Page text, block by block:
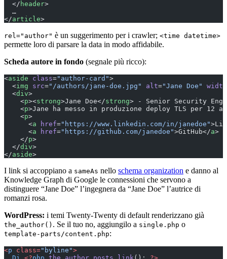
  </
header>
  …
</article>
rel="author" è un suggerimento per i crawler; <time datetime>
permette loro di parsare la data in modo affidabile.
Scheda autore in fondo (segnale più ricco):
<aside class="author-card">
  <
img src="/authors/jane-doe.jpg" alt="Jane Doe"
width
  <
div>
    <
p><strong>Jane Doe</strong> - Senior Security
    <
p>Jane ha messo in produzione deploy TLS per
    <
p>
      <
a href="https://www.linkedin.com/in/janedoe"
      <
a href="https://github.com/janedoe">GitHub</a>
    </
p>
  </
div>
</aside>
I link si accoppiano a sameAs nello schema organization e danno al
Knowledge Graph di Google le connessioni che servono a
distinguere “Jane Doe” l’ingegnera da “Jane Doe” l’autrice di
romanzi rosa.
WordPress: i temi Twenty-Twenty di default renderizzano già
the_author() . Se il tuo no, aggiungilo a single.php o
template-parts/content.php:
<p class="byline">